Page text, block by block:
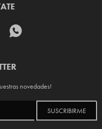

novedades!
SUSCRIBIRME